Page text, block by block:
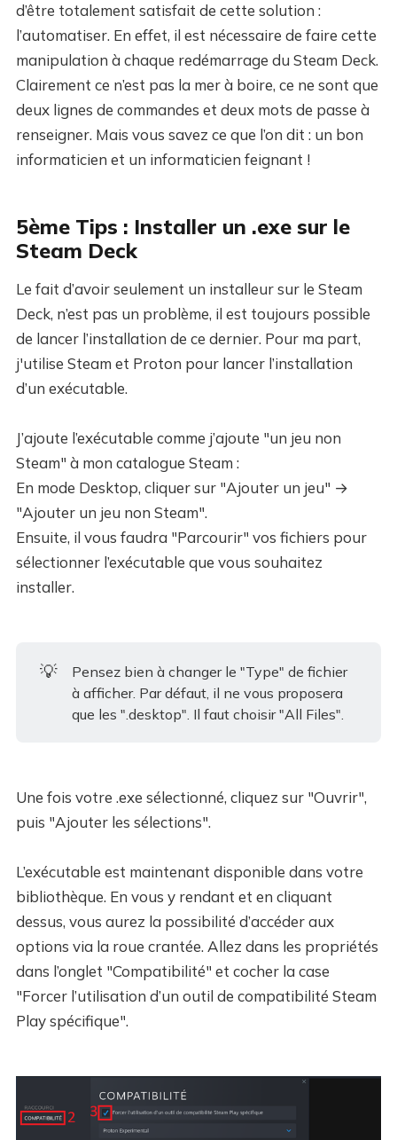
d’être totalement satisfait de cette solution :
l’automatiser. En effet, il est nécessaire de faire cette
manipulation à chaque redémarrage du Steam Deck.
Clairement ce n’est pas la mer à boire, ce ne sont que
deux lignes de commandes et deux mots de passe à
renseigner. Mais vous savez ce que l’on dit : un bon
informaticien et un informaticien feignant !
5ème Tips : Installer un .exe sur le
Steam Deck
Le fait d’avoir seulement un installeur sur le Steam
Deck, n’est pas un problème, il est toujours possible
de lancer l’installation de ce dernier. Pour ma part,
j'utilise Steam et Proton pour lancer l’installation
d’un exécutable.
J’ajoute l’exécutable comme j’ajoute "un jeu non
Steam" à mon catalogue Steam :
En mode Desktop, cliquer sur "Ajouter un jeu" →
"Ajouter un jeu non Steam".
Ensuite, il vous faudra "Parcourir" vos fichiers pour
sélectionner l’exécutable que vous souhaitez
installer.
💡
Pensez bien à changer le "Type" de fichier
à afficher. Par défaut, il ne vous proposera
que les ".desktop". Il faut choisir "All Files".
Une fois votre .exe sélectionné, cliquez sur "Ouvrir",
puis "Ajouter les sélections".
L’exécutable est maintenant disponible dans votre
bibliothèque. En vous y rendant et en cliquant
dessus, vous aurez la possibilité d’accéder aux
options via la roue crantée. Allez dans les propriétés
dans l’onglet "Compatibilité" et cocher la case
"Forcer l’utilisation d’un outil de compatibilité Steam
Play spécifique".